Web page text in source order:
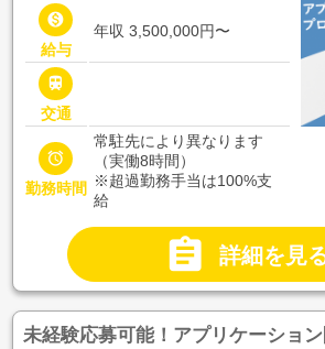

給与
年収 3,500,000円〜

交通

勤務時間
常駐先により異なります
（実働8時間）
※超過勤務手当は100%支
給
 詳細を見
未経験応募可能！アプリケーショ